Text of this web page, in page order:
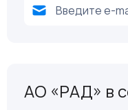
АО «РАД» в